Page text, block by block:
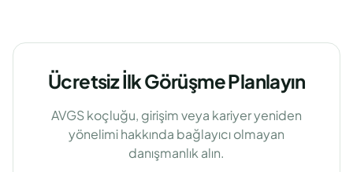
Ücretsiz İlk Görüşme Planlayın
AVGS koçluğu, girişim veya kariyer yeniden
yönelimi hakkında bağlayıcı olmayan
danışmanlık alın.